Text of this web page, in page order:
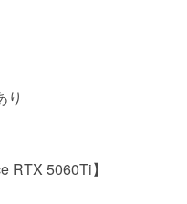
り
RTX 5060Ti】